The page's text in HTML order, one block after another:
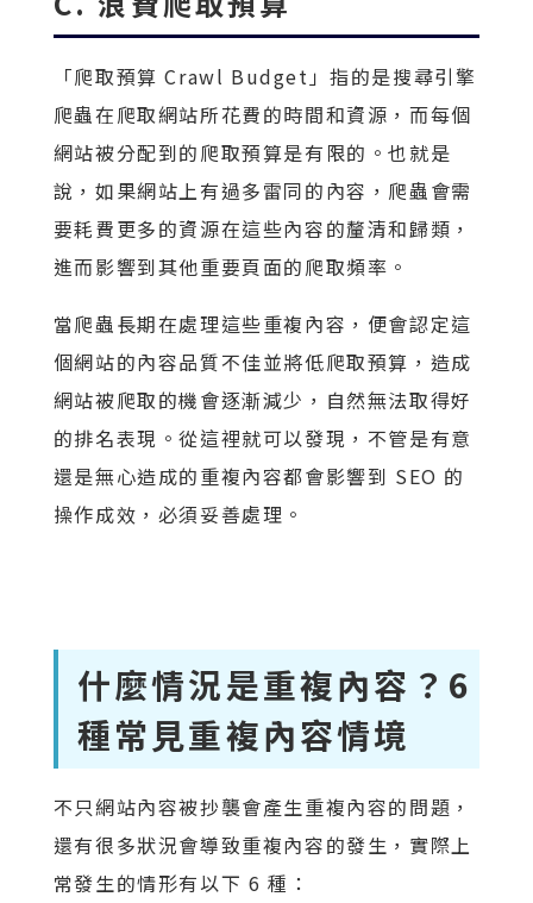
「爬取預算 Crawl Budget」指的是搜尋引擎
爬蟲在爬取網站所花費的時間和資源，而每個
網站被分配到的爬取預算是有限的。也就是
說，如果網站上有過多雷同的內容，爬蟲會需
要耗費更多的資源在這些內容的釐清和歸類，
進而影響到其他重要頁面的爬取頻率。
當爬蟲長期在處理這些重複內容，便會認定這
個網站的內容品質不佳並將低爬取預算，造成
網站被爬取的機會逐漸減少，自然無法取得好
的排名表現。從這裡就可以發現，不管是有意
還是無心造成的重複內容都會影響到 SEO 的
操作成效，必須妥善處理。
什麼情況是重複內容？6
種常見重複內容情境
不只網站內容被抄襲會產生重複內容的問題，
還有很多狀況會導致重複內容的發生，實際上
常發生的情形有以下 6 種：